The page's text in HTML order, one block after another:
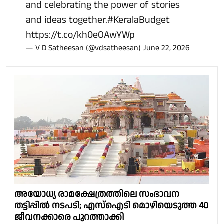
and celebrating the power of stories
and ideas together.#KeralaBudget
https://t.co/kh0eOAwYWp
— V D Satheesan (@vdsatheesan) June 22, 2026
അയോധ്യ രാമക്ഷേത്രത്തിലെ സംഭാവന
തട്ടിപ്പിൽ നടപടി; എസ്ഐടി മൊഴിയെടുത്ത 40
ജീവനക്കാരെ പുറത്താക്കി